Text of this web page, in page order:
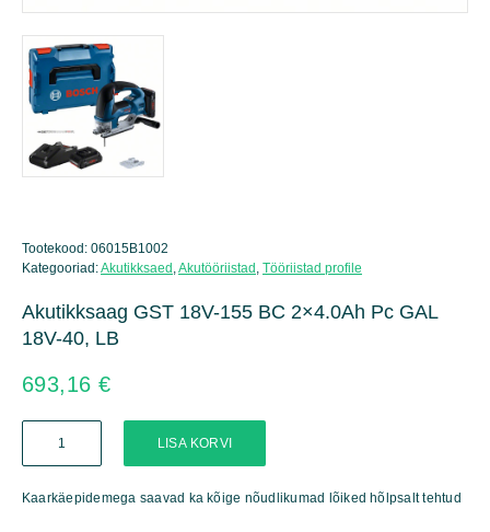
Tootekood: 06015B1002
Kategooriad:Akutikksaed Akutööriistad Tööriistad profile
Akutikksaag GST 18V-155 BC 2×4.0Ah Pc GAL
18V-40, LB
693,16 €
18V-
BC
LISA KORVI
Kaarkäepidemega saavad ka kõige nõudlikumad lõiked hõlpsalt tehtud